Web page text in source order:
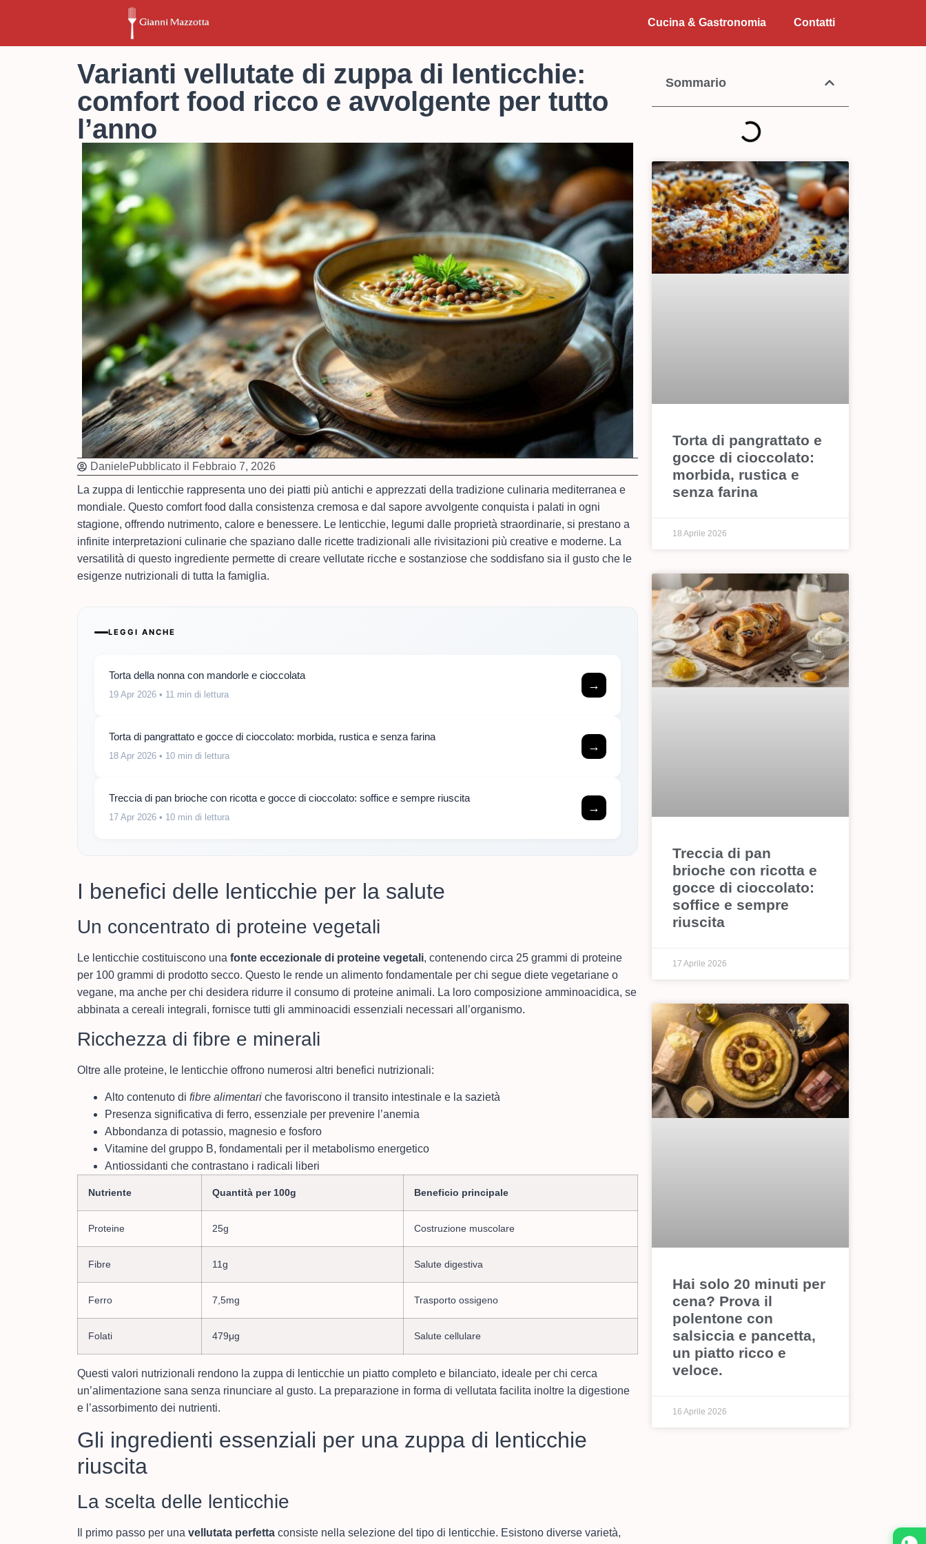
Cucina & Gastronomia Contatti
Sommario
Torta di pangrattato e
gocce di cioccolato:
morbida, rustica e
senza farina
18 Aprile 2026
Treccia di pan
brioche con ricotta e
gocce di cioccolato:
soffice e sempre
riuscita
17 Aprile 2026
Hai solo 20 minuti per
cena? Prova il
polentone con
salsiccia e pancetta,
un piatto ricco e
veloce.
16 Aprile 2026
Varianti vellutate di zuppa di lenticchie:
comfort food ricco e avvolgente per tutto
l’anno
DanielePubblicato il
Febbraio 7, 2026
La zuppa di lenticchie rappresenta uno dei piatti più antichi e apprezzati della tradizione culinaria mediterranea e
mondiale. Questo comfort food dalla consistenza cremosa e dal sapore avvolgente conquista i palati in ogni
stagione, offrendo nutrimento, calore e benessere. Le lenticchie, legumi dalle proprietà straordinarie, si prestano a
infinite interpretazioni culinarie che spaziano dalle ricette tradizionali alle rivisitazioni più creative e moderne. La
versatilità di questo ingrediente permette di creare vellutate ricche e sostanziose che soddisfano sia il gusto che le
esigenze nutrizionali di tutta la famiglia.
LEGGI ANCHE
Torta della nonna con mandorle e cioccolata
19 Apr 2026 • 11 min di lettura
→
Torta di pangrattato e gocce di cioccolato: morbida, rustica e senza farina
18 Apr 2026 • 10 min di lettura
→
Treccia di pan brioche con ricotta e gocce di cioccolato: soffice e sempre riuscita
17 Apr 2026 • 10 min di lettura
→
I benefici delle lenticchie per la salute
Un concentrato di proteine vegetali
Le lenticchie costituiscono una fonte eccezionale di proteine vegetali, contenendo circa 25 grammi di proteine
per 100 grammi di prodotto secco. Questo le rende un alimento fondamentale per chi segue diete vegetariane o
vegane, ma anche per chi desidera ridurre il consumo di proteine animali. La loro composizione amminoacidica, se
abbinata a cereali integrali, fornisce tutti gli amminoacidi essenziali necessari all’organismo.
Ricchezza di fibre e minerali
Oltre alle proteine, le lenticchie offrono numerosi altri benefici nutrizionali:
Alto contenuto di fibre alimentari che favoriscono il transito intestinale e la sazietà
Presenza significativa di ferro, essenziale per prevenire l’anemia
Abbondanza di potassio, magnesio e fosforo
Vitamine del gruppo B, fondamentali per il metabolismo energetico
Antiossidanti che contrastano i radicali liberi
Nutriente Quantità per 100g Beneficio principale
Proteine 25g Costruzione muscolare
Fibre 11g Salute digestiva
Ferro 7,5mg Trasporto ossigeno
Folati 479μg Salute cellulare
Questi valori nutrizionali rendono la zuppa di lenticchie un piatto completo e bilanciato, ideale per chi cerca
un’alimentazione sana senza rinunciare al gusto. La preparazione in forma di vellutata facilita inoltre la digestione
e l’assorbimento dei nutrienti.
Gli ingredienti essenziali per una zuppa di lenticchie
riuscita
La scelta delle lenticchie
Il primo passo per una vellutata perfetta consiste nella selezione del tipo di lenticchie. Esistono diverse varietà,